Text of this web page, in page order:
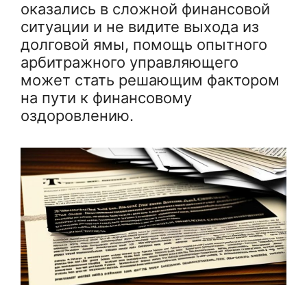
оказались в сложной финансовой
ситуации и не видите выхода из
долговой ямы, помощь опытного
арбитражного управляющего
может стать решающим фактором
на пути к финансовому
оздоровлению.